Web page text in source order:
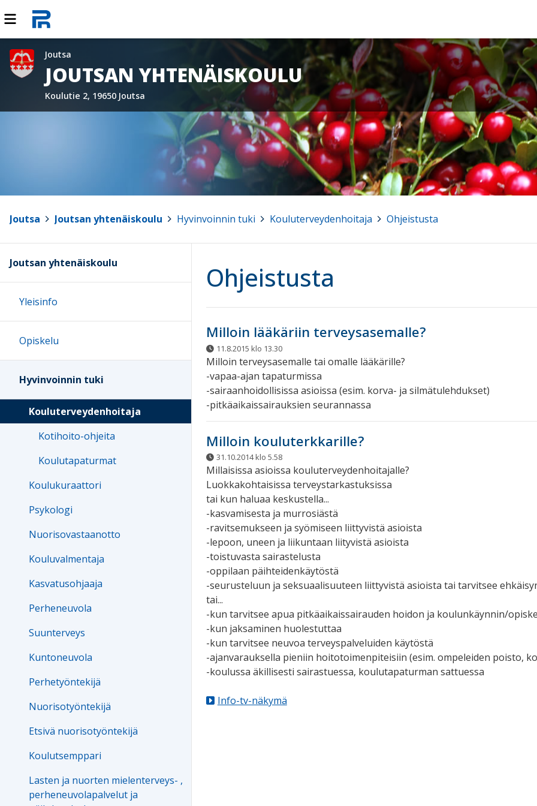
Joutsa
JOUTSAN YHTENÄISKOULU
Koulutie 2, 19650 Joutsa
Joutsa Joutsan yhtenäiskoulu Hyvinvoinnin tuki Kouluterveydenhoitaja Ohjeistusta
Ohjeistusta
Milloin lääkäriin terveysasemalle?
11.8.2015 klo 13.30
Milloin terveysasemalle tai omalle lääkärille?
-vapaa-ajan tapaturmissa
-sairaanhoidollisissa asioissa (esim. korva- ja silmätulehdukset)
-pitkäaikaissairauksien seurannassa
Milloin kouluterkkarille?
31.10.2014 klo 5.58
Millaisissa asioissa kouluterveydenhoitajalle?
Luokkakohtaisissa terveystarkastuksissa
tai kun haluaa keskustella...
-kasvamisesta ja murrosiästä
-ravitsemukseen ja syömiseen liittyvistä asioista
-lepoon, uneen ja liikuntaan liityvistä asioista
-toistuvasta sairastelusta
-oppilaan päihteidenkäytöstä
-seurusteluun ja seksuaalisuuteen liittyvistä asioista tai tarvitsee
tai...
-kun tarvitsee apua pitkäaikaissairauden hoidon ja koulunkäynnin/
-kun jaksaminen huolestuttaa
-kun tarvitsee neuvoa terveyspalveluiden käytöstä
-ajanvarauksella pieniin hoitotoimenpiteisiin (esim. ompeleiden poisto,
-koulussa äkillisesti sairastuessa, koulutapaturman sattuessa
Info-tv-näkymä
Joutsan yhtenäiskoulu
Yleisinfo
Opiskelu
Hyvinvoinnin tuki
Kouluterveydenhoitaja
Kotihoito-ohjeita
Koulutapaturmat
Koulukuraattori
Psykologi
Nuorisovastaanotto
Kouluvalmentaja
Kasvatusohjaaja
Perheneuvola
Suunterveys
Kuntoneuvola
Perhetyöntekijä
Nuorisotyöntekijä
Etsivä nuorisotyöntekijä
Koulutsemppari
Lasten ja nuorten mielenterveys- ,
perheneuvolapalvelut ja